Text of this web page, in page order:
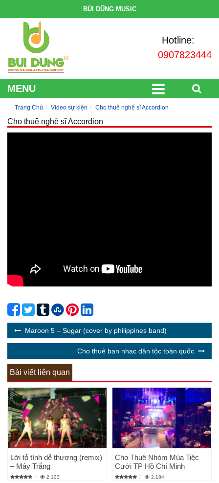
BÙI DŨNG MUSIC
Hotline:
0907823444
MENU
Trang Chủ Video sự kiện Cho thuê nghệ sĩ Accordion
Cho thuê nghệ sĩ Accordion
Maroon 5 – Sugar (cover by philippines band)
Cho thuê ban nhạc dân tộc toàn quốc
Bài viết liên quan
Lời tỏ tình dễ thương (remix)
– Mây Trắng
2,123
Cho Thuê Nhóm Múa Tiệc
Cưới TP Hồ Chí Minh
2,184